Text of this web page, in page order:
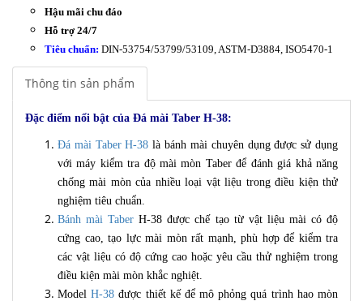
Hậu mãi chu đáo
Hỗ trợ 24/7
Tiêu chuẩn: DIN-53754/53799/53109, ASTM-D3884, ISO5470-1
Thông tin sản phẩm
Đặc điểm nổi bật của Đá mài Taber H-38:
Đá mài Taber H-38 là bánh mài chuyên dụng được sử dụng
với máy kiểm tra độ mài mòn Taber để đánh giá khả năng
chống mài mòn của nhiều loại vật liệu trong điều kiện thử
nghiệm tiêu chuẩn.
Bánh mài Taber H-38 được chế tạo từ vật liệu mài có độ
cứng cao, tạo lực mài mòn rất mạnh, phù hợp để kiểm tra
các vật liệu có độ cứng cao hoặc yêu cầu thử nghiệm trong
điều kiện mài mòn khắc nghiệt.
ModelH-38 được thiết kế để mô phỏng quá trình hao mòn